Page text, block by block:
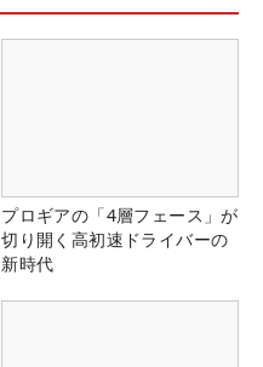
プロギアの「4層フェース」が
切り開く高初速ドライバーの
新時代